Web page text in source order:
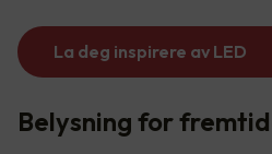
La deg inspirere av LED
Belysning for